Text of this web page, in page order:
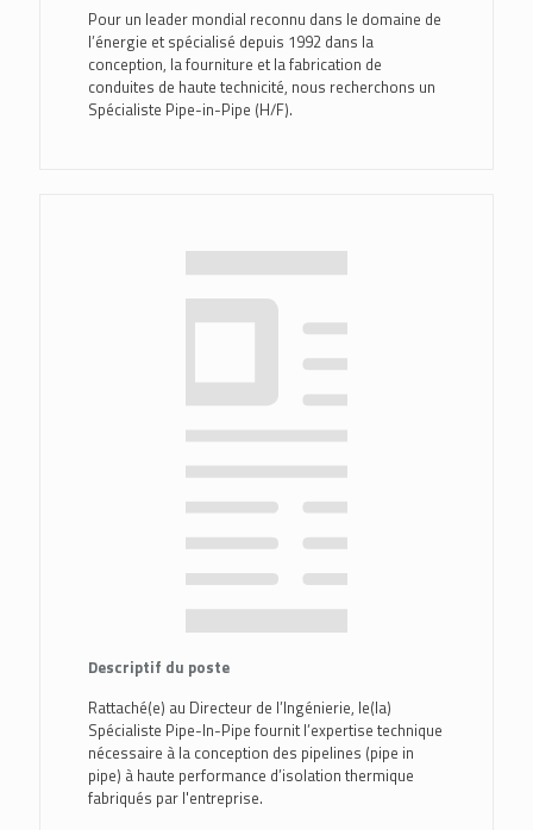
Pour un leader mondial reconnu dans le domaine de
l’énergie et spécialisé depuis 1992 dans la
conception, la fourniture et la fabrication de
conduites de haute technicité, nous recherchons un
Spécialiste Pipe-in-Pipe (H/F).
Descriptif du poste
Rattaché(e) au Directeur de l’Ingénierie, le(la)
Spécialiste Pipe-In-Pipe fournit l’expertise technique
nécessaire à la conception des pipelines (pipe in
pipe) à haute performance d’isolation thermique
fabriqués par l'entreprise.